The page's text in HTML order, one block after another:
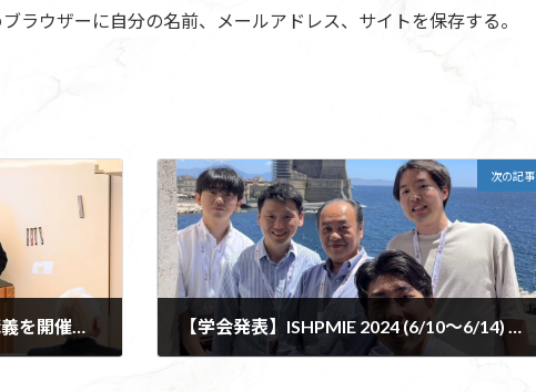
ラウザーに自分の名前、メールアドレス、サイトを保存する。
【イベント】土橋律教授最終講義を開催いたしました
次の記事
【学会発表】ISHPMIE 2024 (6/10～6/14) @Naples (Italy)